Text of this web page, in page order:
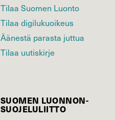
Tilaa Suomen Luonto
Tilaa digilukuoikeus
Äänestä parasta juttua
Tilaa uutiskirje
SUOMEN LUONNON­
SUOJELU­LIITTO